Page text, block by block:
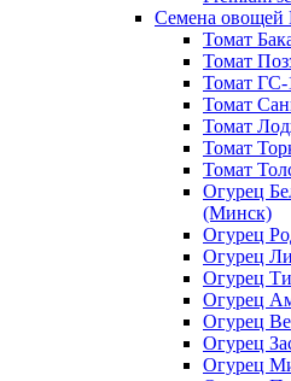
Семена
Томат
Томат
Томат ГС-
Томат
Томат
Томат
Томат
Огурец
(Минск)
Огурец
Огурец
Огурец
Огурец
Огурец
Огурец
Огурец